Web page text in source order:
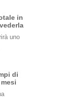
in
uno
di